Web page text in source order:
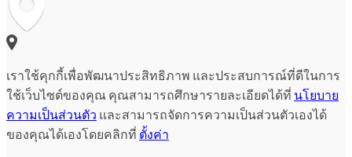
เราใช้คุกกี้เพื่อพัฒนาประสิทธิภาพ และประสบการณ์ที่ดีในการ
ใช้เว็บไซต์ของคุณ คุณสามารถศึกษารายละเอียดได้ที่ นโยบาย
ความเป็นส่วนตัว และสามารถจัดการความเป็นส่วนตัวเองได้
ของคุณได้เองโดยคลิกที่ ตั้งค่า